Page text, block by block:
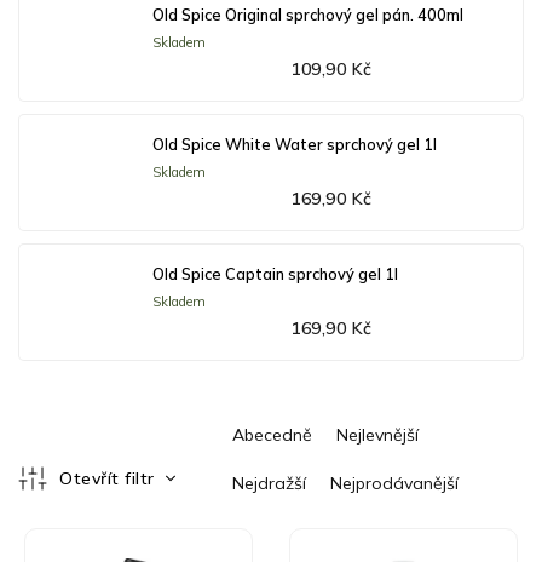
Old Spice Original sprchový gel pán. 400ml
Skladem
109,90 Kč
Old Spice White Water sprchový gel 1l
Skladem
169,90 Kč
Old Spice Captain sprchový gel 1l
Skladem
169,90 Kč
a
z
Abecedně Nejlevnější
Nejdražší Nejprodávanější
Otevřít filtr